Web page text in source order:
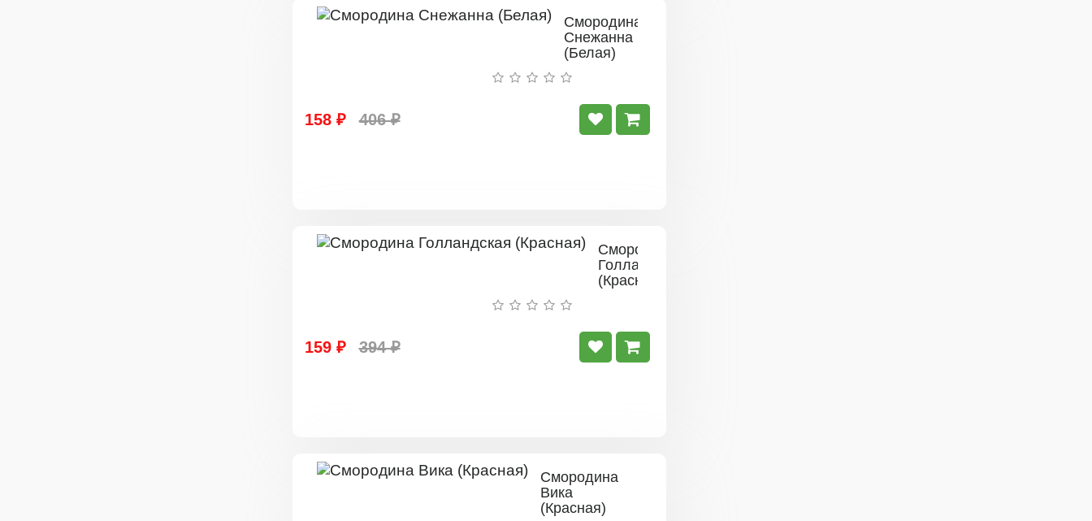
Смородина
Снежанна
(Белая)
158 ₽ 406 ₽
Смородина
Голландская
(Красная)
159 ₽ 394 ₽
Смородина
Вика
(Красная)